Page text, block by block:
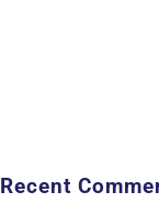
Recent